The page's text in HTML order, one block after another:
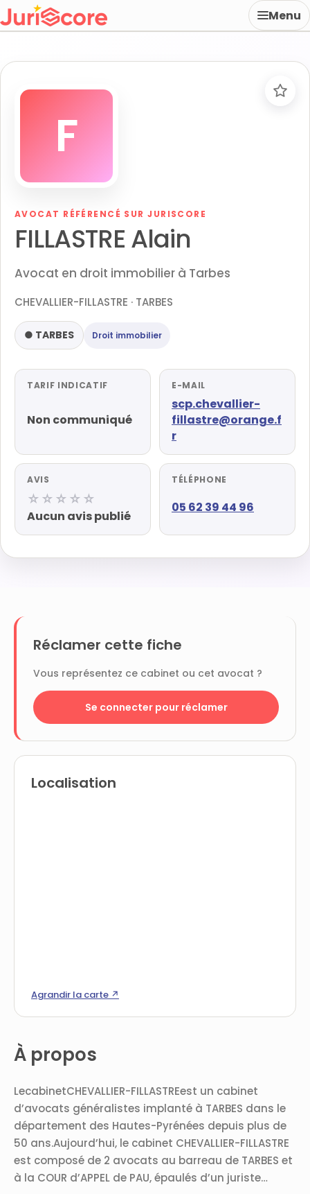
Menu
F
AVOCAT RÉFÉRENCÉ SUR JURISCORE
FILLASTRE Alain
Avocat en droit immobilier à Tarbes
CHEVALLIER-FILLASTRE · TARBES
● TARBES Droit immobilier
TARIF INDICATIF
Non communiqué
E-MAIL
scp.chevallier-
fillastre@orange.f
r
AVIS
☆☆☆☆☆
Aucun avis publié
TÉLÉPHONE
05 62 39 44 96
À propos
LecabinetCHEVALLIER-FILLASTREest un cabinet
d’avocats généralistes implanté à TARBES dans le
département des Hautes-Pyrénées depuis plus de
50 ans.Aujourd’hui, le cabinet CHEVALLIER-FILLASTRE
est composé de 2 avocats au barreau de TARBES et
à la COUR d’APPEL de PAU, épaulés d’un juriste…
Réclamer cette fiche
Vous représentez ce cabinet ou cet avocat ?
Se connecter pour réclamer
Localisation
Agrandir la carte ↗